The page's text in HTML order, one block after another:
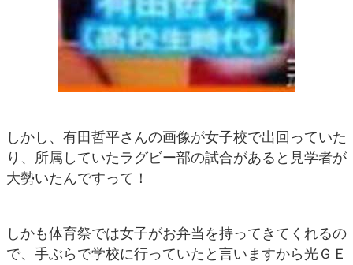
しかし、有田哲平さんの画像が女子校で出回っていた
り、所属していたラグビー部の試合があると見学者が
大勢いたんですって！
しかも体育祭では女子がお弁当を持ってきてくれるの
で、手ぶらで学校に行っていたと言いますから光ＧＥ